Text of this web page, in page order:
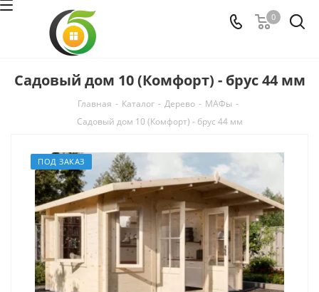
0
Садовый дом 10 (Комфорт) - брус 44 мм
Главная - Каталог - Дерево - МАФы -
Садовый дом 10 (Комфорт) - брус 44 мм
ПОД ЗАКАЗ